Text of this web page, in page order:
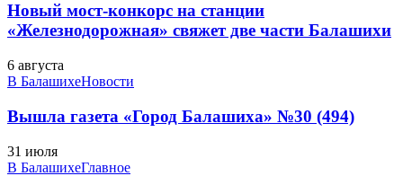
Новый мост-конкорс на станции
«Железнодорожная» свяжет две части Балашихи
6 августа
В БалашихеНовости
Вышла газета «Город Балашиха» №30 (494)
31 июля
В БалашихеГлавное